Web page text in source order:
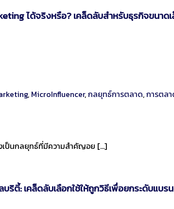
ได้จริงหรือ? เคล็ดลับสำหรับธุรกิจขนาด
, MicroInfluencer,กลยุทธ์การตลาด,การตล
เป็นกลยุทธ์ที่มีความสำคัญอย […]
บริตี้: เคล็ดลับเลือกใช้ให้ถูกวิธีเพื่อยกระดับแบ